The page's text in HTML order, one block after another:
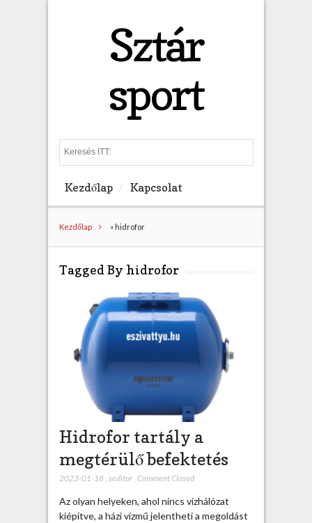
Sztár
sport
e
h
Kezdőlap Kapcsolat
Kezdőlap » hidrofor
Tagged By hidrofor
Hidrofor tartály a
megtérülő befektetés
2023-01-18, seditor, Comment Closed
Az olyan helyeken, ahol nincs vízhálózat
kiépítve, a házi vízmű jelentheti a megoldást